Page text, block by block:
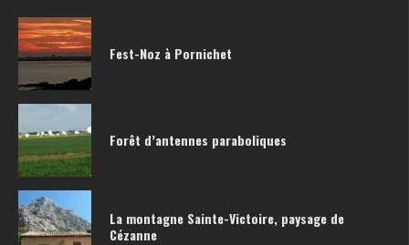
Fest-Noz à Pornichet
Forêt d’antennes paraboliques
La montagne Sainte-Victoire, paysage de
Cézanne